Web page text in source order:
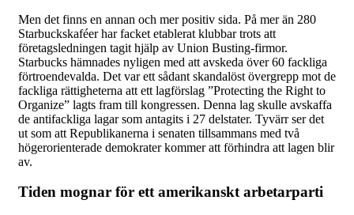
Men det finns en annan och mer positiv sida. På mer än 280
Starbuckskaféer har facket etablerat klubbar trots att
företagsledningen tagit hjälp av Union Busting-firmor.
Starbucks hämnades nyligen med att avskeda över 60 fackliga
förtroendevalda. Det var ett sådant skandalöst övergrepp mot de
fackliga rättigheterna att ett lagförslag ”Protecting the Right to
Organize” lagts fram till kongressen. Denna lag skulle avskaffa
de antifackliga lagar som antagits i 27 delstater. Tyvärr ser det
ut som att Republikanerna i senaten tillsammans med två
högerorienterade demokrater kommer att förhindra att lagen blir
av.
Tiden mognar för ett amerikanskt arbetarparti